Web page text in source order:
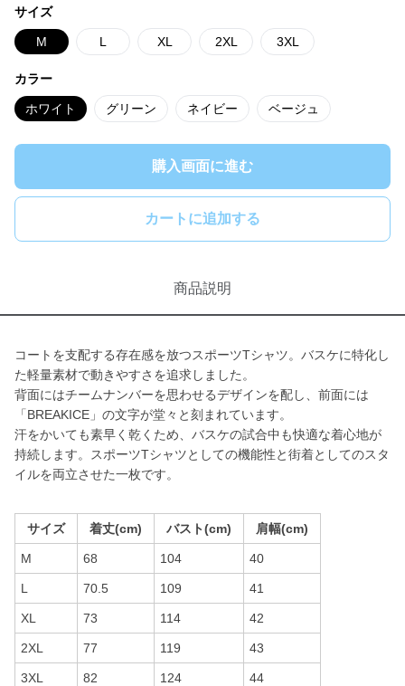
サイズ
M L XL 2XL 3XL
カラー
ホワイト グリーン ネイビー ベージュ
購入画面に進む
カートに追加する
商品説明
コートを支配する存在感を放つスポーツTシャツ。バスケに特化し
た軽量素材で動きやすさを追求しました。
背面にはチームナンバーを思わせるデザインを配し、前面には
「BREAKICE」の文字が堂々と刻まれています。
汗をかいても素早く乾くため、バスケの試合中も快適な着心地が
持続します。スポーツTシャツとしての機能性と街着としてのスタ
イルを両立させた一枚です。
サイズ 着丈(cm) バスト(cm) 肩幅(cm)
M 68 104 40
L 70.5 109 41
XL 73 114 42
2XL 77 119 43
3XL 82 124 44